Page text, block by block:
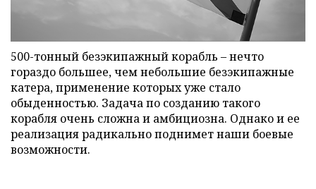
500-тонный безэкипажный корабль – нечто
гораздо большее, чем небольшие безэкипажные
катера, применение которых уже стало
обыденностью. Задача по созданию такого
корабля очень сложна и амбициозна. Однако и ее
реализация радикально поднимет наши боевые
возможности.